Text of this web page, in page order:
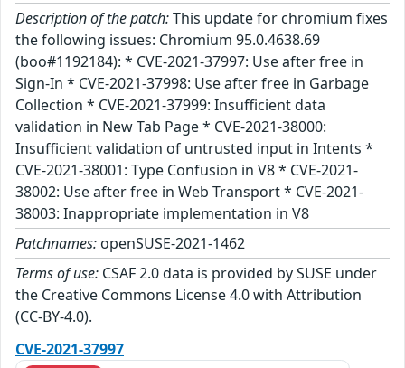
Description of the patch:This update for chromium fixes
the following issues: Chromium 95.0.4638.69
(boo#1192184): * CVE-2021-37997: Use after free in
Sign-In * CVE-2021-37998: Use after free in Garbage
Collection * CVE-2021-37999: Insufficient data
validation in New Tab Page * CVE-2021-38000:
Insufficient validation of untrusted input in Intents *
CVE-2021-38001: Type Confusion in V8 * CVE-2021-
38002: Use after free in Web Transport * CVE-2021-
38003: Inappropriate implementation in V8
Patchnames: openSUSE-2021-1462
Terms of use: CSAF 2.0 data is provided by SUSE under
the Creative Commons License 4.0 with Attribution
(CC-BY-4.0).
CVE-2021-37997